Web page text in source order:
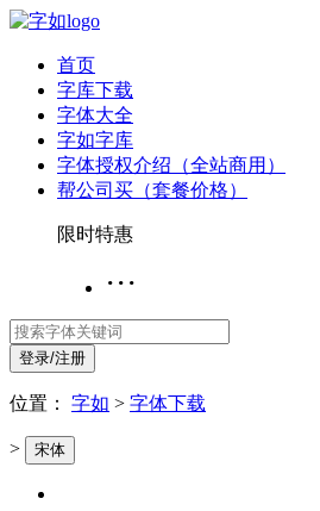
首页
字库下载
字体大全
字如字库
字体授权介绍（全站商用）
帮公司买（套餐价格）
限时特惠
···
登录/注册
位置： 字如 > 字体下载
> 宋体